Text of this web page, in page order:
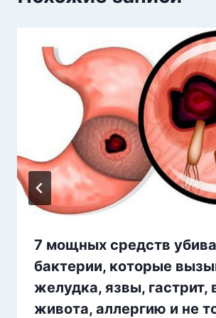
7 мощных средств
бактерии, которые
желудка, язвы, гастрит,
живота, аллергию и не